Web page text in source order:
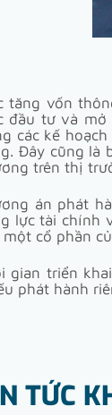
tăng vốn
đầu tư và
các kế
Đây cũng là
trên thị
án phát
lực tài chính
một cổ phần
gian triển
phát hành
TỨC